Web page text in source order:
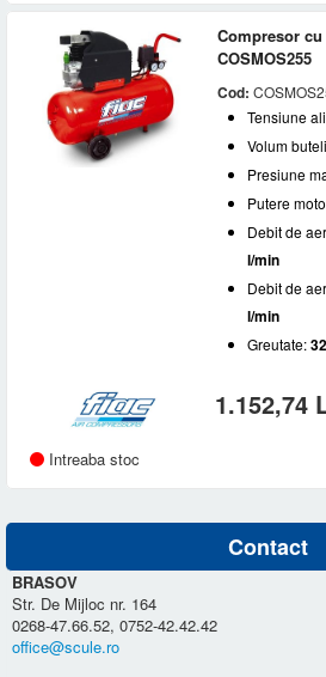
Compresor
COSMOS255
Cod:
Tensiune
Volum
Presiune
Putere
Debit de
l/min
Debit de
l/min
Greutate:
1.152,74
Intreaba stoc
Contact
BRASOV
Str. De Mijloc nr. 164
0268-47.66.52, 0752-42.42.42
office@scule.ro